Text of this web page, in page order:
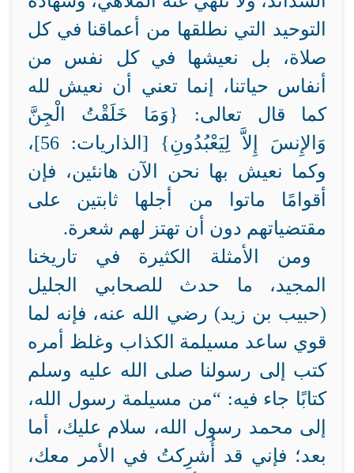
التوحيد التي نطلقها من أعماقنا في كل
صلاة، بل نعيشها في كل نفس من
أنفاس حياتنا، إنما تعني أن نعيش لله
كما قال تعالى: {وَمَا خَلَقْتُ الْجِنَّ
وَالإِنسَ إِلاَّ لِيَعْبُدُونِ} [الذاريات: 56]،
وكما نعيش بها نحن الآن هانئين، فإن
أقوامًا ماتوا من أجلها ثابتين على
مقتضياتهم دون أن تهتز لهم شعرة.
ومن الأمثلة الكثيرة في تاريخنا
المجيد، ما حدث للصحابي الجليل
(حبيب بن زيد) رضي الله عنه، فإنه لما
قوي ساعد مسيلمة الكذاب وغلظ أمره
كتب إلى رسولنا صلى الله عليه وسلم
كتابًا جاء فيه: “من مسيلمة رسول الله،
إلى محمد رسول الله، سلام عليك، أما
بعد؛ فإني قد أُشرِكتُ في الأمر معك،